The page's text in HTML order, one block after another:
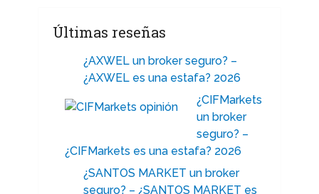
Últimas reseñas
¿AXWEL un broker seguro? –
¿AXWEL es una estafa? 2026
¿CIFMarkets
un broker
seguro? –
¿CIFMarkets es una estafa? 2026
¿SANTOS MARKET un broker
seguro? – ¿SANTOS MARKET es